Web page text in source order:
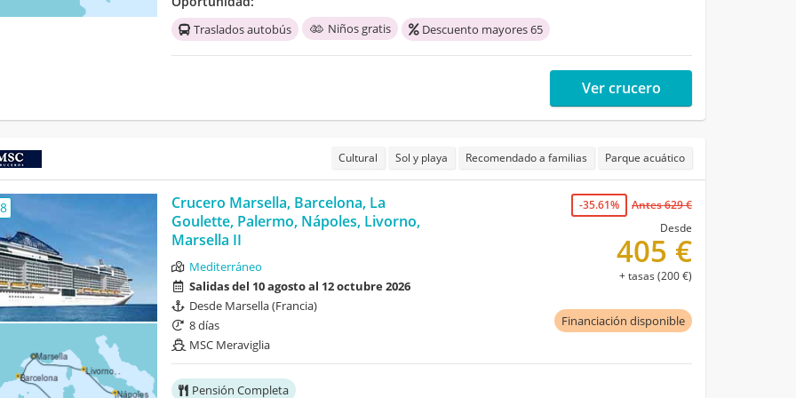
Traslados autobús Niños gratis Descuento mayores 65
Ver crucero
Cultural Sol y playa Recomendado a familias Parque acuático
Crucero Marsella, Barcelona, La
Goulette, Palermo, Nápoles, Livorno,
Marsella II
Mediterráneo
Salidas del 10 agosto al 12 octubre 2026
Desde Marsella (Francia)
8 días
MSC Meraviglia
Pensión Completa
Financiación disponible
-35.61%
Antes 629 €
Desde
405 €
+ tasas (200 €)